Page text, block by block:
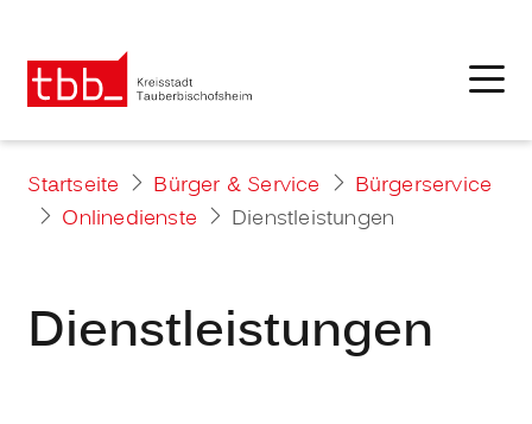
Startseite Bürger & Service
Bürgerservice
Onlinedienste
Dienstleistungen
Dienstleistungen